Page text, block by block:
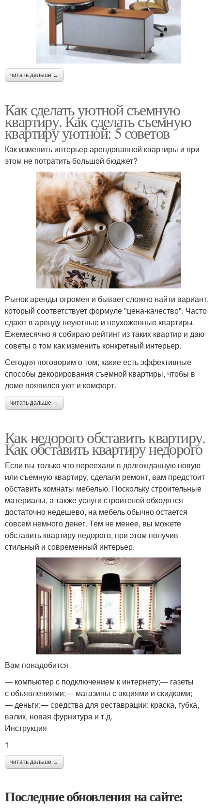
читать дальше →
Как сделать уютной съемную
квартиру. Как сделать съемную
квартиру уютной: 5 советов
Как изменить интерьер арендованной квартиры и при
этом не потратить большой бюджет?
Рынок аренды огромен и бывает сложно найти вариант,
который соответствует формуле "цена-качество". Часто
сдают в аренду неуютные и неухоженные квартиры.
Ежемесячно я собираю рейтинг из таких квартир и даю
советы о том как изменить конкретный интерьер.
Сегодня поговорим о том, какие есть эффективные
способы декорирования съемной квартиры, чтобы в
доме появился уют и комфорт.
читать дальше →
Как недорого обставить квартиру.
Как обставить квартиру недорого
Если вы только что переехали в долгожданную новую
или съемную квартиру, сделали ремонт, вам предстоит
обставить комнаты мебелью. Поскольку строительные
материалы, а также услуги строителей обходятся
достаточно недешево, на мебель обычно остается
совсем немного денег. Тем не менее, вы можете
обставить квартиру недорого, при этом получив
стильный и современный интерьер.
Вам понадобится
— компьютер с подключением к интернету;— газеты
с объявлениями;— магазины с акциями и скидками;
— деньги;— средства для реставрации: краска, губка,
валик, новая фурнитура и т.д.
Инструкция
1
читать дальше →
Последние обновления на сайте: